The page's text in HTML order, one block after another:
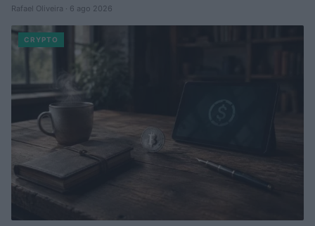
Rafael Oliveira · 6 ago 2026
CRYPTO